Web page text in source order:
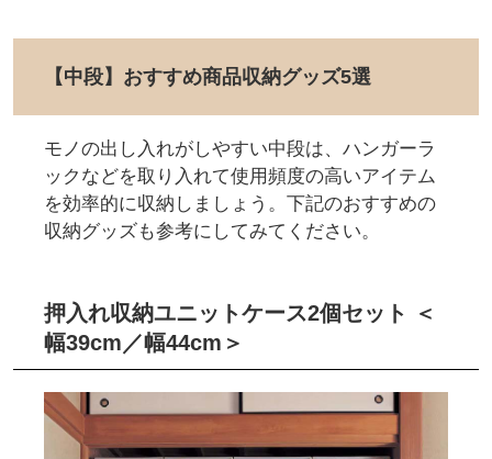
【中段】おすすめ商品収納グッズ5選
モノの出し入れがしやすい中段は、ハンガーラ
ックなどを取り入れて使用頻度の高いアイテム
を効率的に収納しましょう。下記のおすすめの
収納グッズも参考にしてみてください。
押入れ収納ユニットケース2個セット ＜
幅39cm／幅44cm＞